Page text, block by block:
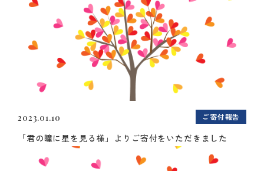
2023.01.10 ご寄付報告
「君の瞳に星を見る様」よりご寄付をいただきました